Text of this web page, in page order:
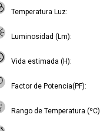
Temperatura Luz
Luminosidad (Lm)
Vida estimada (H)
Factor de Potencia(PF)
Rango de Temperatura (ºC)